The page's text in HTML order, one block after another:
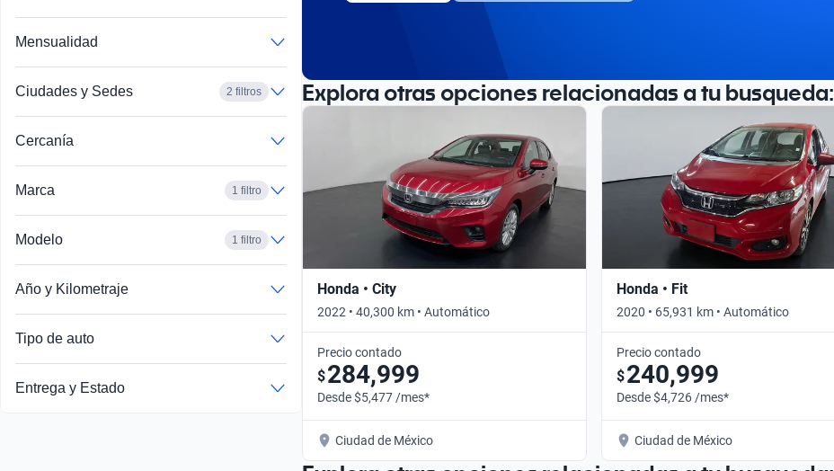
Mensualidad
Ciudades y Sedes 2 filtros
Cercanía
Marca 1 filtro
Modelo 1 filtro
Año y Kilometraje
Tipo de auto
Entrega y Estado
Explora otras opciones relacionadas a tu busqueda:
Honda • City
2022 • 40,300 km • Automático
Precio contado
$284,999
Desde $5,477 /mes*
Ciudad de México
Honda • Fit
2020 • 65,931 km • Automático
Precio contado
$240,999
Desde $4,726 /mes*
Ciudad de México